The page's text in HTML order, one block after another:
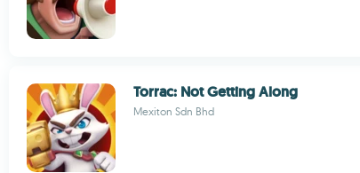
Torrac: Not Getting Along
Mexiton Sdn Bhd